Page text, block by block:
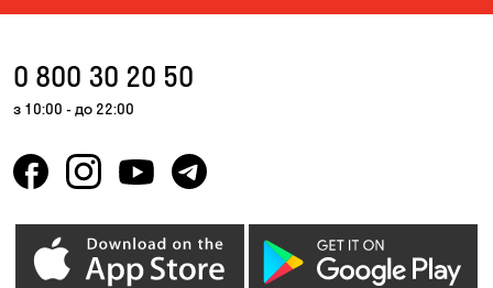
Горенка
Дніпро Зазим’є
0 800 30 20 50
з 10:00 - до 22:00